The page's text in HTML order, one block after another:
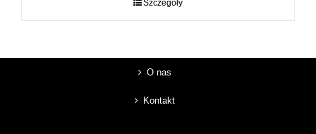
Szczegóły
O nas
Kontakt